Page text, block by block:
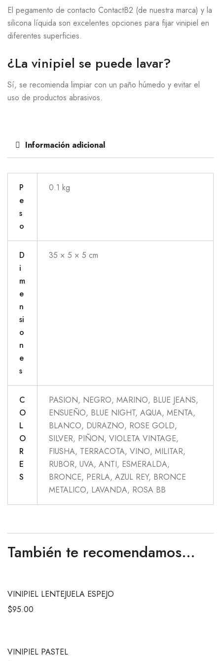
El pegamento de contacto ContactB2 (de nuestra marca) y la
silicona líquida son excelentes opciones para fijar vinipiel en
diferentes superficies.
¿La vinipiel se puede lavar?
Sí, se recomienda limpiar con un paño húmedo y evitar el
uso de productos abrasivos.
Información adicional
P
e
s
o
0.1 kg
D
i
m
e
n
si
o
n
e
s
35 × 5 × 5 cm
C
O
L
O
R
E
S
PASION, NEGRO, MARINO, BLUE JEANS,
ENSUEÑO, BLUE NIGHT, AQUA, MENTA,
BLANCO, DURAZNO, ROSE GOLD,
SILVER, PIÑON, VIOLETA VINTAGE,
FIUSHA, TERRACOTA, VINO, MILITAR,
RUBOR, UVA, ANTI, ESMERALDA,
BRONCE, PERLA, AZUL REY, BRONCE
METALICO, LAVANDA, ROSA BB
También te recomendamos…
VINIPIEL LENTEJUELA ESPEJO
$95.00
VINIPIEL PASTEL